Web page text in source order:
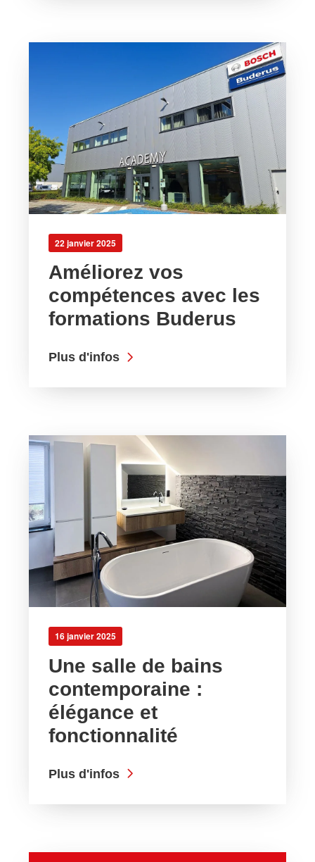
22 janvier 2025
Améliorez vos
compétences avec les
formations Buderus
Plus d'infos
16 janvier 2025
Une salle de bains
contemporaine :
élégance et
fonctionnalité
Plus d'infos